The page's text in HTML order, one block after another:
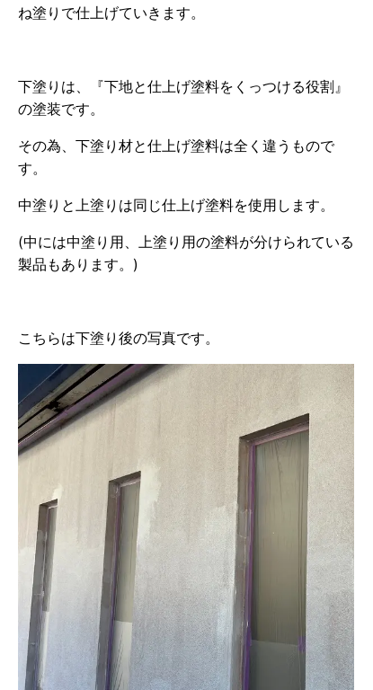
ね塗りで仕上げていきます。
下塗りは、『下地と仕上げ塗料をくっつける役割』
の塗装です。
その為、下塗り材と仕上げ塗料は全く違うもので
す。
中塗りと上塗りは同じ仕上げ塗料を使用します。
(中には中塗り用、上塗り用の塗料が分けられている
製品もあります。)
こちらは下塗り後の写真です。